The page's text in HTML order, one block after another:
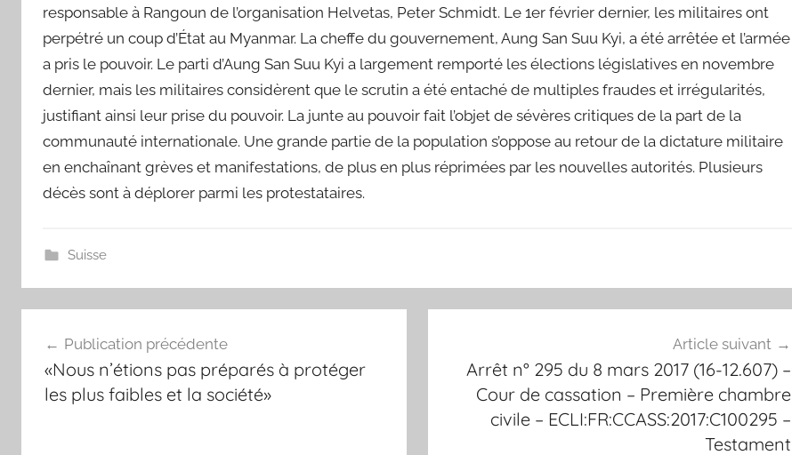
responsable à Rangoun de l’organisation Helvetas, Peter Schmidt. Le 1er février dernier, les militaires ont
perpétré un coup d’État au Myanmar. La cheffe du gouvernement, Aung San Suu Kyi, a été arrêtée et l’armée
a pris le pouvoir. Le parti d’Aung San Suu Kyi a largement remporté les élections législatives en novembre
dernier, mais les militaires considèrent que le scrutin a été entaché de multiples fraudes et irrégularités,
justifiant ainsi leur prise du pouvoir. La junte au pouvoir fait l’objet de sévères critiques de la part de la
communauté internationale. Une grande partie de la population s’oppose au retour de la dictature militaire
en enchaînant grèves et manifestations, de plus en plus réprimées par les nouvelles autorités. Plusieurs
décès sont à déplorer parmi les protestataires.
Suisse
de
l’article
Publication précédente
«Nous n’étions pas préparés à protéger
les plus faibles et la société»
Article suivant
Arrêt n° 295 du 8 mars 2017 (16-12.607) –
Cour de cassation – Première chambre
civile – ECLI:FR:CCASS:2017:C100295 –
Testament